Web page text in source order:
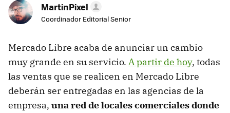
MartinPixel
Coordinador Editorial Senior
Mercado Libre acaba de anunciar un cambio
muy grande en su servicio. A partir de hoy, todas
las ventas que se realicen en Mercado Libre
deberán ser entregadas en las agencias de la
empresa, una red de locales comerciales donde